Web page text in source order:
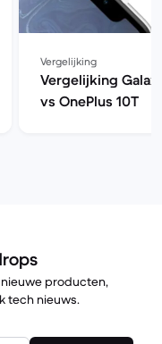
Vergelijking
Vergelijking
vs OnePlus 10T
producten,
tech nieuws.